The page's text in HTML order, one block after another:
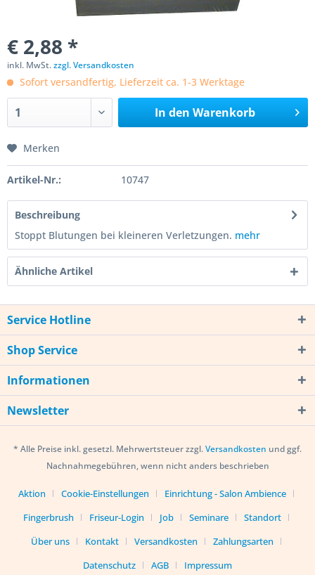
€ 2,88 *
inkl. MwSt.zzgl. Versandkosten
Sofort versandfertig, Lieferzeit ca. 1-3 Werktage
In den Warenkorb
Merken
Artikel-Nr.: 10747
Beschreibung
Stoppt Blutungen bei kleineren Verletzungen. mehr
Ähnliche Artikel
Service Hotline
Shop Service
Informationen
Newsletter
* Alle Preise inkl. gesetzl. Mehrwertsteuer zzgl.Versandkosten und ggf.
Nachnahmegebühren, wenn nicht anders beschrieben
Aktion Cookie-Einstellungen
Einrichtung - Salon Ambience
Fingerbrush
Friseur-Login Job Seminare
Standort
Über uns
Kontakt Versandkosten
Zahlungsarten
Datenschutz
AGB Impressum